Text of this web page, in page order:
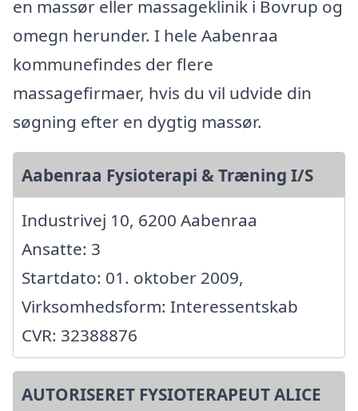
en massør eller massageklinik i Bovrup og
omegn herunder. I hele Aabenraa
kommunefindes der flere
massagefirmaer, hvis du vil udvide din
søgning efter en dygtig massør.
Aabenraa Fysioterapi & Træning I/S
Industrivej 10, 6200 Aabenraa
Ansatte: 3
Startdato: 01. oktober 2009,
Virksomhedsform: Interessentskab
CVR: 32388876
AUTORISERET FYSIOTERAPEUT ALICE